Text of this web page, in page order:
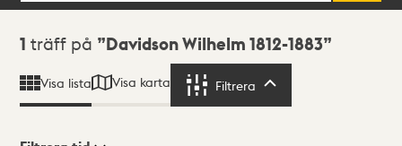
Sökresultat
1 träff på Davidson Wilhelm 1812-1883
Visa lista Visa karta Filtrera